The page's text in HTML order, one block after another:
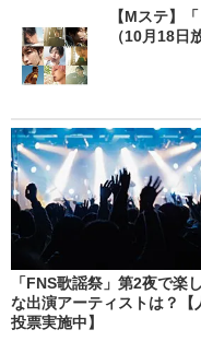
【Mステ】
（10月18日
「FNS歌謡祭」第2夜で楽
な出演アーティストは？【
投票実施中】